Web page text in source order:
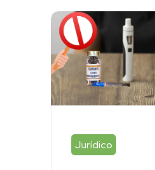
Jurídico